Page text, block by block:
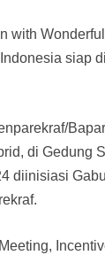
with
siap
di Gedung
diinisiasi